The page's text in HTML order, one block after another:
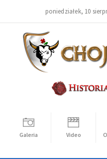
poniedziałek, 10
Galeria Video